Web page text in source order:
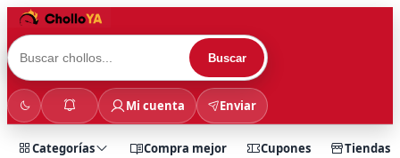
Buscar
Mi cuenta Enviar
Categorías Compra mejor Cupones Tiendas